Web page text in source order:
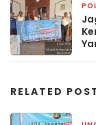
RELATED